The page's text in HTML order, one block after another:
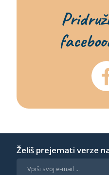
Želiš prejemati verze